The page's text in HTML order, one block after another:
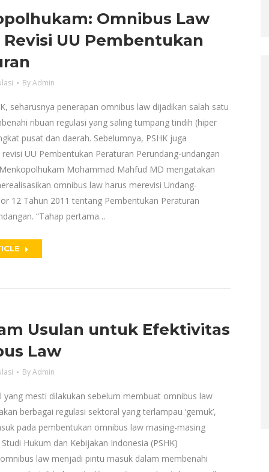
Omnibus Law
UU Pembentukan
ByAdmin
seharusnya penerapan omnibus law dijadikan salah satu
ribuan regulasi yang saling tumpang tindih (hiper
pusat dan daerah. Sebelumnya, PSHK juga
UU Pembentukan Peraturan Perundang-undangan
Mohammad Mahfud MD mengatakan
omnibus law harus merevisi Undang-
12 Tahun 2011 tentang Pembentukan Peraturan
“Tahap pertama…
Usulan untuk Efektivitas
Law
ByAdmin
yang mesti dilakukan sebelum membuat omnibus law
berbagai regulasi sektoral yang terlampau ‘gemuk’,
pada pembentukan omnibus law masing-masing
Hukum dan Kebijakan Indonesia (PSHK)
law menjadi pintu masuk dalam membenahi